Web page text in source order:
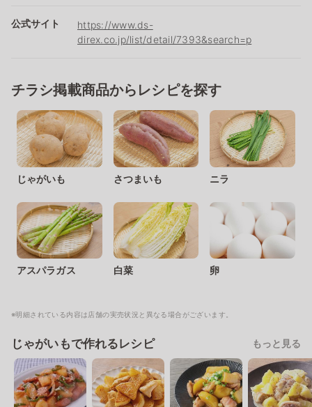
公式サイト
https://www.ds-
direx.co.jp/list/detail/7393&search=p
チラシ掲載商品からレシピを探す
じゃがいも さつまいも ニラ
アスパラガス 白菜 卵
※明細されている内容は店舗の実売状況と異なる場合がございます。
じゃがいもで作れるレシピ もっと見る